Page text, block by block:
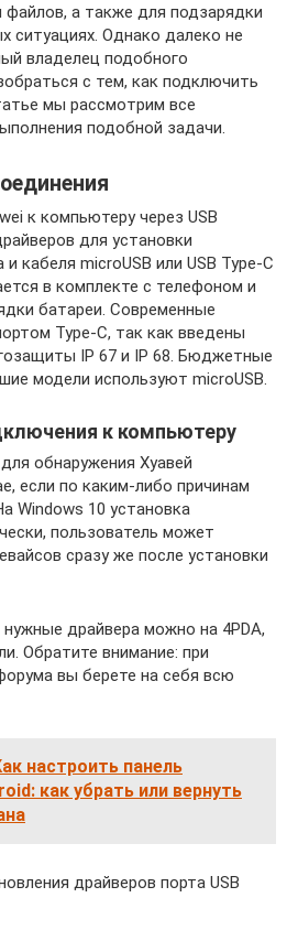
файлов, а также для подзарядки
ситуациях. Однако далеко не
владелец подобного
с тем, как подключить
мы рассмотрим все
подобной задачи.
к компьютеру через USB
для установки
кабеля microUSB или USB Type-C
в комплекте с телефоном и
батареи. Современные
Type-C, так как введены
IP 67 и IP 68. Бюджетные
модели используют microUSB.
к компьютеру
обнаружения Хуавей
если по каким-либо причинам
Windows 10 установка
пользователь может
сразу же после установки
драйвера можно на 4PDA,
Обратите внимание: при
вы берете на себя всю
настроить панель
как убрать или вернуть
драйверов порта USB